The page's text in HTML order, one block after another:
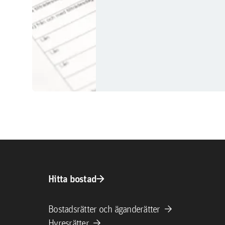
Hitta bostadarrow_forward
Bostadsrätter och äganderätter arrow_forward